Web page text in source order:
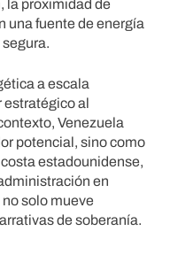
la proximidad de
una fuente de energía
a escala
estratégico al
Venezuela
potencial, sino como
estadounidense,
en
solo mueve
de soberanía.